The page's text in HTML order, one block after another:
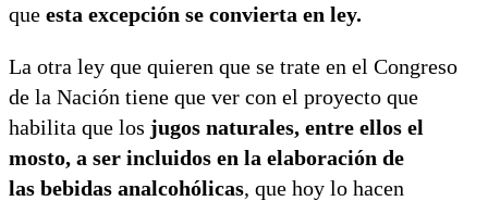
que esta excepción se convierta en ley.
La otra ley que quieren que se trate en el Congreso
de la Nación tiene que ver con el proyecto que
habilita que los jugos naturales, entre ellos el
mosto, a ser incluidos en la elaboración de
las bebidas analcohólicas, que hoy lo hacen